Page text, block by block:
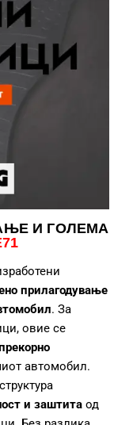
И ГОЛЕМА
прилагодување
. За
овие се
автомобил.
и заштита од